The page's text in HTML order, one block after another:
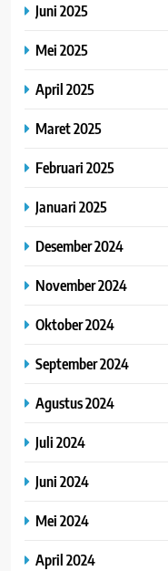
Juni 2025
Mei 2025
April 2025
Maret 2025
Februari 2025
Januari 2025
Desember 2024
November 2024
Oktober 2024
September 2024
Agustus 2024
Juli 2024
Juni 2024
Mei 2024
April 2024